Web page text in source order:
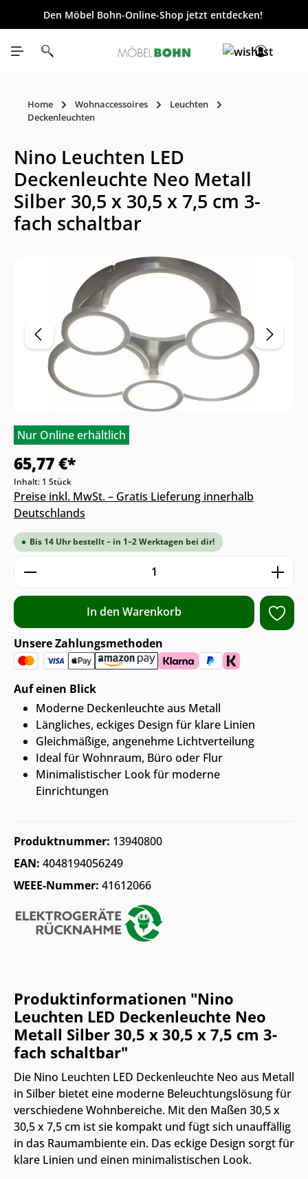
springen
Den Möbel Bohn-Online-Shop jetzt entdecken!
Home Wohnaccessoires
Leuchten
Deckenleuchten
Nino Leuchten LED
Deckenleuchte Neo Metall
Silber 30,5 x 30,5 x 7,5 cm 3-
fach schaltbar
Nur Online erhältlich
65,77 €*
Inhalt: 1 Stück
Preise inkl. MwSt. – Gratis Lieferung innerhalb
Deutschlands
Bis 14 Uhr bestellt – in 1–2 Werktagen bei dir!
Produkt Anzahl: Gib den
In den Warenkorb
Unsere Zahlungsmethoden
Auf einen Blick
Moderne Deckenleuchte aus Metall
Längliches, eckiges Design für klare Linien
Gleichmäßige, angenehme Lichtverteilung
Ideal für Wohnraum, Büro oder Flur
Minimalistischer Look für moderne
Einrichtungen
Produktnummer: 13940800
EAN: 4048194056249
WEEE-Nummer: 41612066
Produktinformationen "Nino
Leuchten LED Deckenleuchte Neo
Metall Silber 30,5 x 30,5 x 7,5 cm 3-
fach schaltbar"
Die Nino Leuchten LED Deckenleuchte Neo aus Metall
in Silber bietet eine moderne Beleuchtungslösung für
verschiedene Wohnbereiche. Mit den Maßen 30,5 x
30,5 x 7,5 cm ist sie kompakt und fügt sich unauffällig
in das Raumambiente ein. Das eckige Design sorgt für
klare Linien und einen minimalistischen Look.